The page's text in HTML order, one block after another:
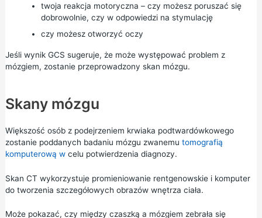
twoja reakcja motoryczna – czy możesz poruszać się
dobrowolnie, czy w odpowiedzi na stymulację
czy możesz otworzyć oczy
Jeśli wynik GCS sugeruje, że może występować problem z
mózgiem, zostanie przeprowadzony skan mózgu.
Skany mózgu
Większość osób z podejrzeniem krwiaka podtwardówkowego
zostanie poddanych badaniu mózgu zwanemu tomografią
komputerową wcelu potwierdzenia diagnozy.
Skan CT wykorzystuje promieniowanie rentgenowskie i komputer
do tworzenia szczegółowych obrazów wnętrza ciała.
Może pokazać, czy między czaszką a mózgiem zebrała się